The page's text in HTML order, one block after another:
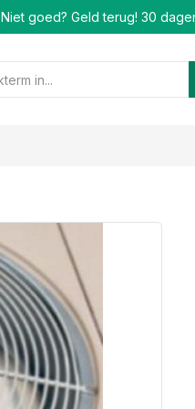
Niet goed? Geld terug! 30